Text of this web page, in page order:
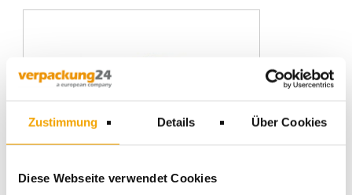
Zustimmung Details Über Cookies
Diese Webseite verwendet Cookies